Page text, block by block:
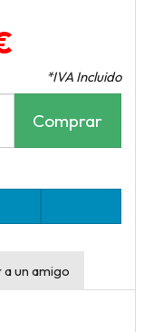
*IVA Incluido
Comprar
un amigo